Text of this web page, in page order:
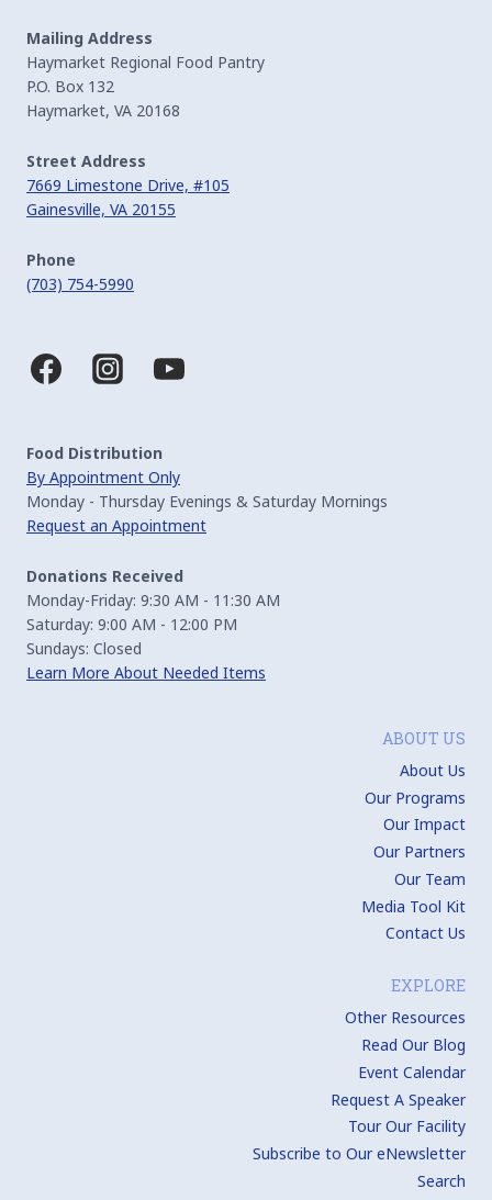
Mailing Address
Haymarket Regional Food Pantry
P.O. Box 132
Haymarket, VA 20168
Street Address
7669 Limestone Drive, #105
Gainesville, VA 20155
Phone
(703) 754-5990
Food Distribution
By Appointment Only
Monday - Thursday Evenings & Saturday Mornings
Request an Appointment
Donations Received
Monday-Friday: 9:30 AM - 11:30 AM
Saturday: 9:00 AM - 12:00 PM
Sundays: Closed
Learn More About Needed Items
ABOUT US
About Us
Our Programs
Our Impact
Our Partners
Our Team
Media Tool Kit
Contact Us
EXPLORE
Other Resources
Read Our Blog
Event Calendar
Request A Speaker
Tour Our Facility
Subscribe to Our eNewsletter
Search